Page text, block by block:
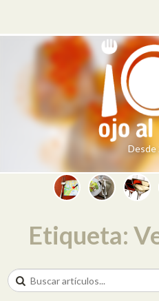
content
Desde
Etiqueta: